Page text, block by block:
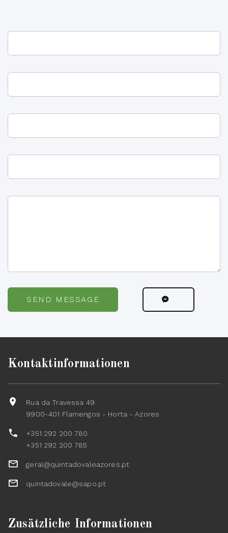
SEND MESSAGE
Kontaktinformationen
Rua da Travessa 49
9900-401 Flamengos - Horta - Azores
+351 292 200 780
+351 292 200 785
geral@quintadovaleazores.pt
quintadovale@sapo.pt
Zusätzliche Informationen